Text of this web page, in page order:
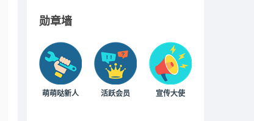
勋章墙
萌萌哒新人 活跃会员 宣传大使